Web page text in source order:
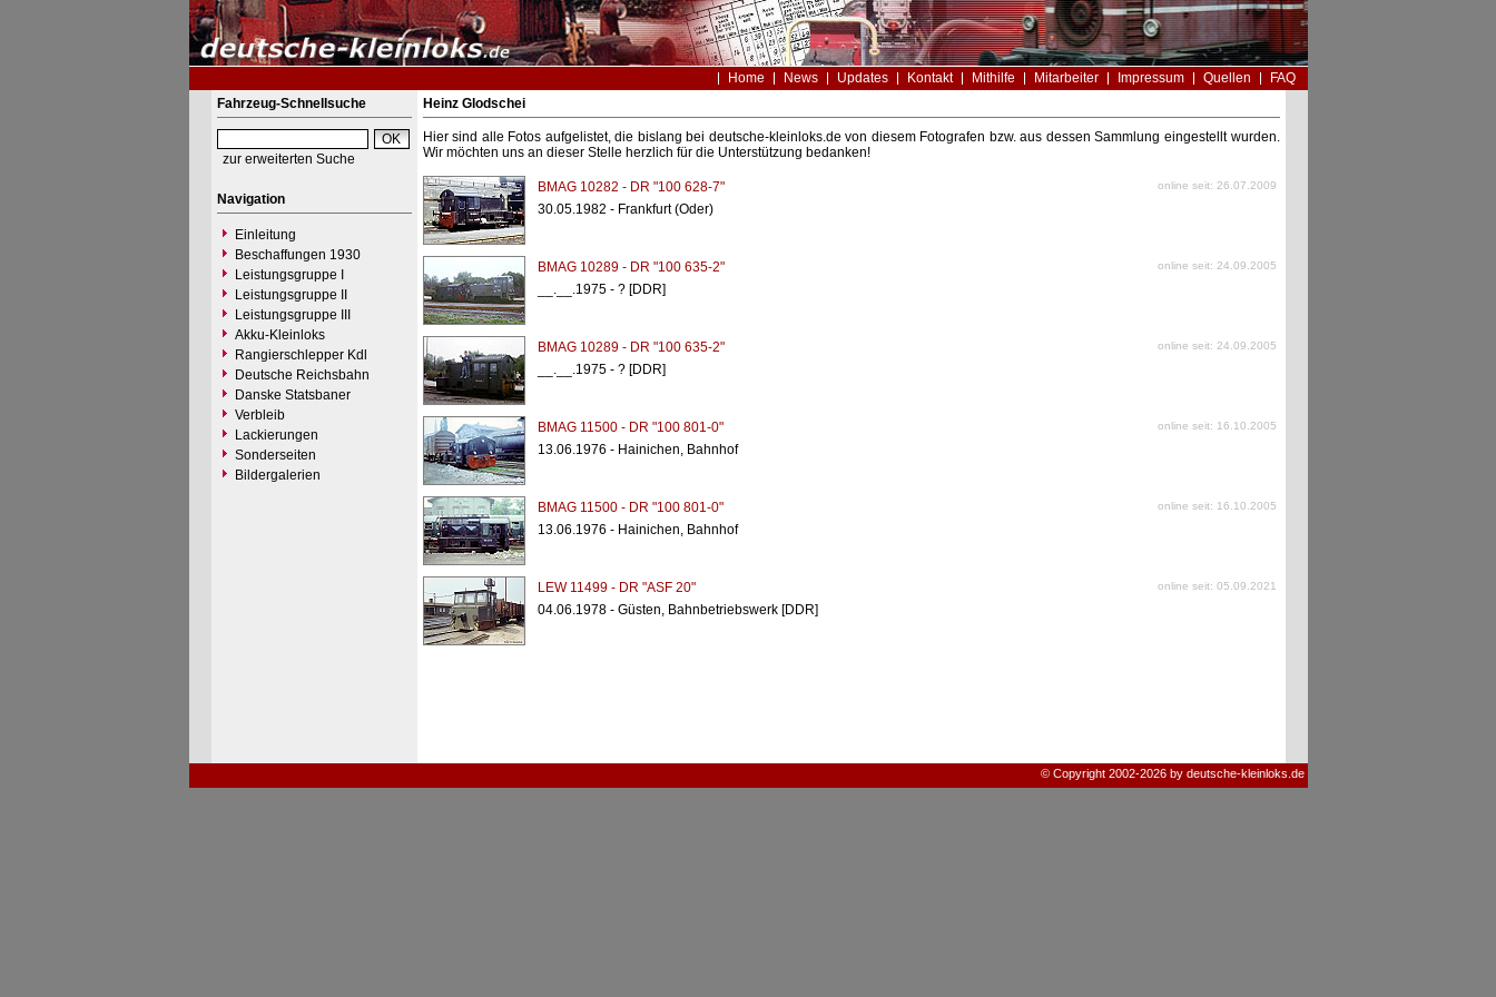
Home News Updates Kontakt Mithilfe Mitarbeiter Impressum Quellen
FAQ
Fahrzeug-Schnellsuche
zur erweiterten Suche
Navigation
Einleitung
Beschaffungen 1930
Leistungsgruppe I
Leistungsgruppe II
Leistungsgruppe III
Akku-Kleinloks
Rangierschlepper Kdl
Deutsche Reichsbahn
Danske Statsbaner
Verbleib
Lackierungen
Sonderseiten
Bildergalerien
Heinz Glodschei
Hier sind alle Fotos aufgelistet, die bislang bei deutsche-kleinloks.de von diesem Fotografen bzw. aus dessen Sammlung eingestellt wurden.
Wir möchten uns an dieser Stelle herzlich für die Unterstützung bedanken!
BMAG 10282 - DR "100 628-7" online seit: 26.07.2009
30.05.1982 - Frankfurt (Oder)
BMAG 10289 - DR "100 635-2" online seit: 24.09.2005
__.__.1975 - ? [DDR]
BMAG 10289 - DR "100 635-2" online seit: 24.09.2005
__.__.1975 - ? [DDR]
BMAG 11500 - DR "100 801-0" online seit: 16.10.2005
13.06.1976 - Hainichen, Bahnhof
BMAG 11500 - DR "100 801-0" online seit: 16.10.2005
13.06.1976 - Hainichen, Bahnhof
LEW 11499 - DR "ASF 20" online seit: 05.09.2021
04.06.1978 - Güsten, Bahnbetriebswerk [DDR]
© Copyright 2002-2026 by deutsche-kleinloks.de